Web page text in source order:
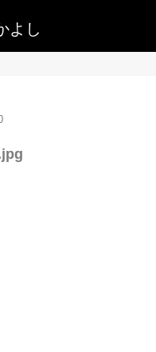
よし